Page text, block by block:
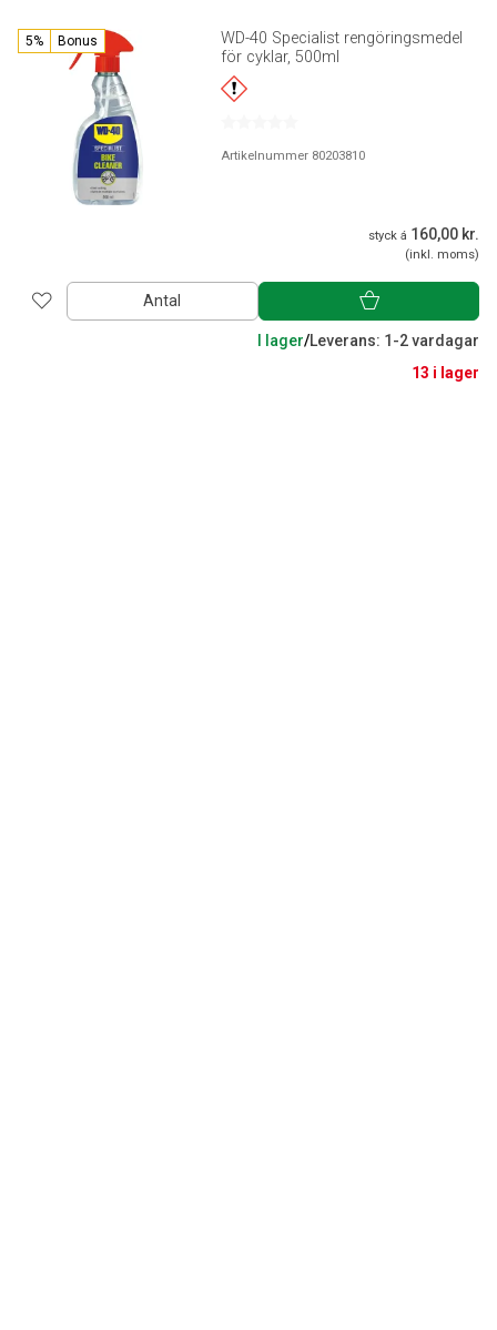
5% Bonus
WD-40 Specialist rengöringsmedel
för cyklar, 500ml
Artikelnummer 80203810
styck á 160,00 kr.
(inkl. moms)
Antal
I lager/Leverans: 1-2 vardagar
13 i lager